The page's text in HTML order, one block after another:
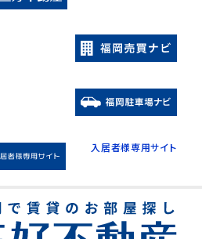
入居者様専用サイト